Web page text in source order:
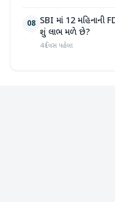
08 SBI માં 12 મહિનાની
શું લાભ મળે છે?
4 દિવસ પહેલા